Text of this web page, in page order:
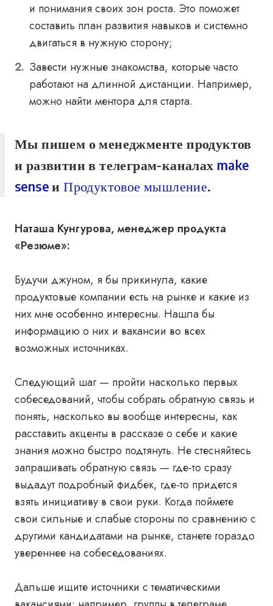
и понимания своих зон роста. Это поможет
составить план развития навыков и системно
двигаться в нужную сторону;
Завести нужные знакомства, которые часто
работают на длинной дистанции. Например,
можно найти ментора для старта.
Мы пишем о менеджменте продуктов
и развитии в телеграм-каналах make
senseиПродуктовое мышление.
Наташа Кунгурова, менеджер продукта
«Резюме»:
Будучи джуном, я бы прикинула, какие
продуктовые компании есть на рынке и какие из
них мне особенно интересны. Нашла бы
информацию о них и вакансии во всех
возможных источниках.
Следующий шаг — пройти насколько первых
собеседований, чтобы собрать обратную связь и
понять, насколько вы вообще интересны, как
расставить акценты в рассказе о себе и какие
знания можно быстро подтянуть. Не стесняйтесь
запрашивать обратную связь — где-то сразу
выдадут подробный фидбек, где-то придется
взять инициативу в свои руки. Когда поймете
свои сильные и слабые стороны по сравнению с
другими кандидатами на рынке, станете гораздо
увереннее на собеседованиях.
Дальше ищите источники с тематическими